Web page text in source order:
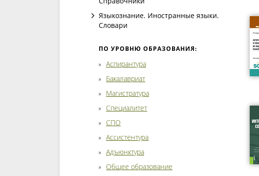
Языкознание. Иностранные языки.
Словари
ПО УРОВНЮ ОБРАЗОВАНИЯ:
Аспирантура
Бакалавриат
Магистратура
Специалитет
СПО
Ассистентура
Адъюнктура
Общее образование